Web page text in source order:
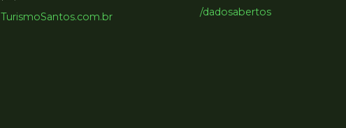
TurismoSantos.com.br /dadosabertos